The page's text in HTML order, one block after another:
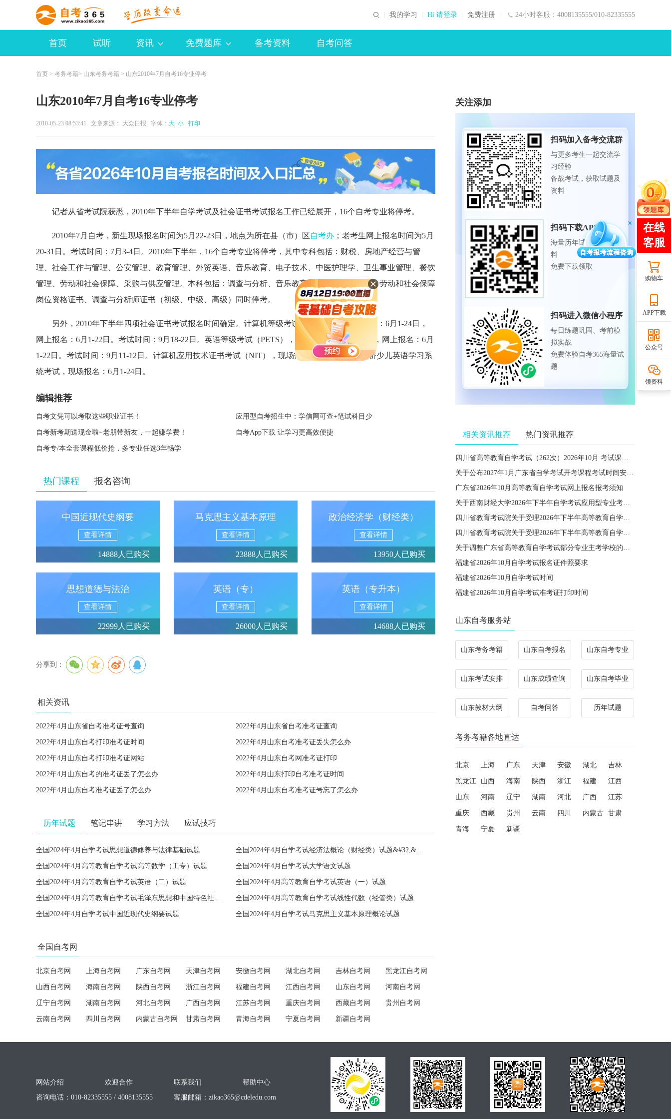
24小时客服：4008135555/010-82335555
我的学习 Hi 请登录 免费注册
首页 试听 资讯 免费题库 备考资料 自考问答
首页 > 考务考籍> 山东考务考籍 > 山东2010年7月自考16专业停考
山东2010年7月自考16专业停考
2010-05-23 08:53:41 文章来源： 大众日报 字体： 大 小 打印
记者从省考试院获悉，2010年下半年自学考试及社会证书考试报名工作已经展开，16个自考专业将停考。
2010年7月自考，新生现场报名时间为5月22-23日，地点为所在县（市）区自考办 ；老考生网上报名时间为5月
20-31日。考试时间：7月3-4日。2010年下半年，16个自考专业将停考，其中专科包括：财税、房地产经营与管
理、社会工作与管理、公安管理、教育管理、外贸英语、音乐教育、电子技术、中医护理学、卫生事业管理、餐饮
管理、劳动和社会保障、采购与供应管理。本科包括：调查与分析、音乐教育、计算机通信工程。劳动和社会保障
岗位资格证书、调查与分析师证书（初级、中级、高级）同时停考。
另外，2010年下半年四项社会证书考试报名时间确定。计算机等级考试（NCRE），现场报名：6月1-24日，
网上报名：6月1-22日。考试时间：9月18-22日。英语等级考试（PETS），现场报名：6月18-24日，网上报名：6月
1-22日。考试时间：9月11-12日。计算机应用技术证书考试（NIT），现场报名：6月1-24日。剑桥少儿英语学习系
统考试，现场报名：6月1-24日。
编辑推荐
自考文凭可以考取这些职业证书！ 应用型自考招生中：学信网可查+笔试科目少
自考新考期送现金啦~老朋带新友，一起赚学费！ 自考App下载 让学习更高效便捷
自考专/本全套课程低价抢，多专业任选3年畅学
热门课程 报名咨询
中国近现代史纲要
查看详情
14888人已购买
马克思主义基本原理
查看详情
23888人已购买
政治经济学（财经类）
查看详情
13950人已购买
思想道德与法治
查看详情
22999人已购买
英语（专）
查看详情
26000人已购买
英语（专升本）
查看详情
14688人已购买
分享到：
相关资讯
2022年4月山东省自考准考证号查询 2022年4月山东省自考准考证查询
2022年4月山东自考打印准考证时间 2022年4月山东自考准考证丢失怎么办
2022年4月山东自考打印准考证网站 2022年4月山东自考网准考证打印
2022年4月山东自考的准考证丢了怎么办 2022年4月山东打印自考准考证时间
2022年4月山东自考准考证丢了怎么办 2022年4月山东自考准考证号忘了怎么办
历年试题 笔记串讲 学习方法 应试技巧
全国2024年4月自学考试思想道德修养与法律基础试题 全国2024年4月自学考试经济法概论（财经类）试题&#32;&#32;
全国2024年4月高等教育自学考试高等数学（工专）试题 全国2024年4月自学考试大学语文试题
全国2024年4月高等教育自学考试英语（二）试题 全国2024年4月高等教育自学考试英语（一）试题
全国2024年4月高等教育自学考试毛泽东思想和中国特色社会主义理论体系概论试题 全国2024年4月高等教育自学考试线性代数（经管类）试题
全国2024年4月自学考试中国近现代史纲要试题 全国2024年4月自学考试马克思主义基本原理概论试题
全国自考网
北京自考网 上海自考网 广东自考网 天津自考网 安徽自考网 湖北自考网 吉林自考网 黑龙江自考网
山西自考网 海南自考网 陕西自考网 浙江自考网 福建自考网 江西自考网 山东自考网 河南自考网
辽宁自考网 湖南自考网 河北自考网 广西自考网 江苏自考网 重庆自考网 西藏自考网 贵州自考网
云南自考网 四川自考网 内蒙古自考网 甘肃自考网 青海自考网 宁夏自考网 新疆自考网
关注添加
扫码加入备考交流群
与更多考生一起交流学
习经验
备战考试，获取试题及
资料
扫码下载APP
海量历年试题、备考资
料
免费下载领取
扫码进入微信小程序
每日练题巩固、考前模
拟实战
免费体验自考365海量试
题
相关资讯推荐 热门资讯推荐
四川省高等教育自学考试（262次）2026年10月 考试课程简表
关于公布2027年1月广东省自学考试开考课程考试时间安排和使用教材的通知
广东省2026年10月高等教育自学考试网上报名报考须知
关于西南财经大学2026年下半年自学考试应用型专业考籍更改办理的通知
四川省教育考试院关于受理2026年下半年高等教育自学考试省际转考申请的通告
四川省教育考试院关于受理2026年下半年高等教育自学考试考籍更改申请的通告
关于调整广东省高等教育自学考试部分专业主考学校的通知
福建省2026年10月自学考试报名证件照要求
福建省2026年10月自学考试时间
福建省2026年10月自学考试准考证打印时间
山东自考服务站
山东考务考籍 山东自考报名 山东自考专业
山东考试安排 山东成绩查询 山东自考毕业
山东教材大纲 自考问答 历年试题
考务考籍各地直达
北京 上海 广东 天津 安徽 湖北 吉林
黑龙江 山西 海南 陕西 浙江 福建 江西
山东 河南 辽宁 湖南 河北 广西 江苏
重庆 西藏 贵州 云南 四川 内蒙古 甘肃
青海 宁夏 新疆
购物车
APP下载
公众号
领资料
网站介绍 欢迎合作 联系我们
帮助中心
咨询电话：010-82335555 / 4008135555
客服邮箱： zikao365@cdeledu.com